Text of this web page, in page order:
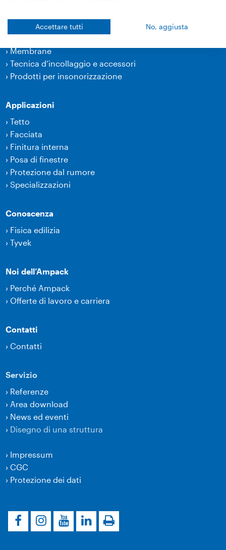
Prodotti
›Membrane
›Tecnica d’incollaggio e accessori
› Prodotti per insonorizzazione
Applicazioni
›Tetto
› Facciata
› Finitura interna
› Posa di finestre
› Protezione dal rumore
›Specializzazioni
Conoscenza
› Fisica edilizia
›Tyvek
Noi dell’Ampack
› Perché Ampack
› Offerte di lavoro e carriera
Contatti
›Contatti
Servizio
› Referenze
› Area download
› News ed eventi
› Disegno di una struttura
› Impressum
›CGC
› Protezione dei dati
Accettare tutti No, aggiusta